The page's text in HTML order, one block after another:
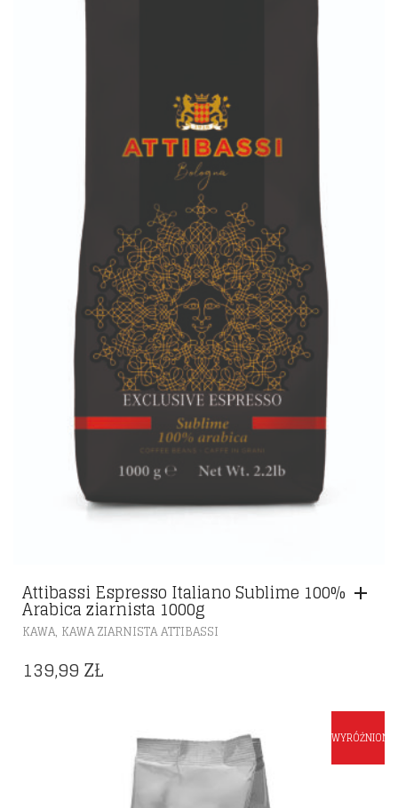
Attibassi Espresso Italiano Sublime 100%
Arabica ziarnista 1000g
KAWA, KAWA ZIARNISTA ATTIBASSI
139,99ZŁ
WYRÓŻNIONE